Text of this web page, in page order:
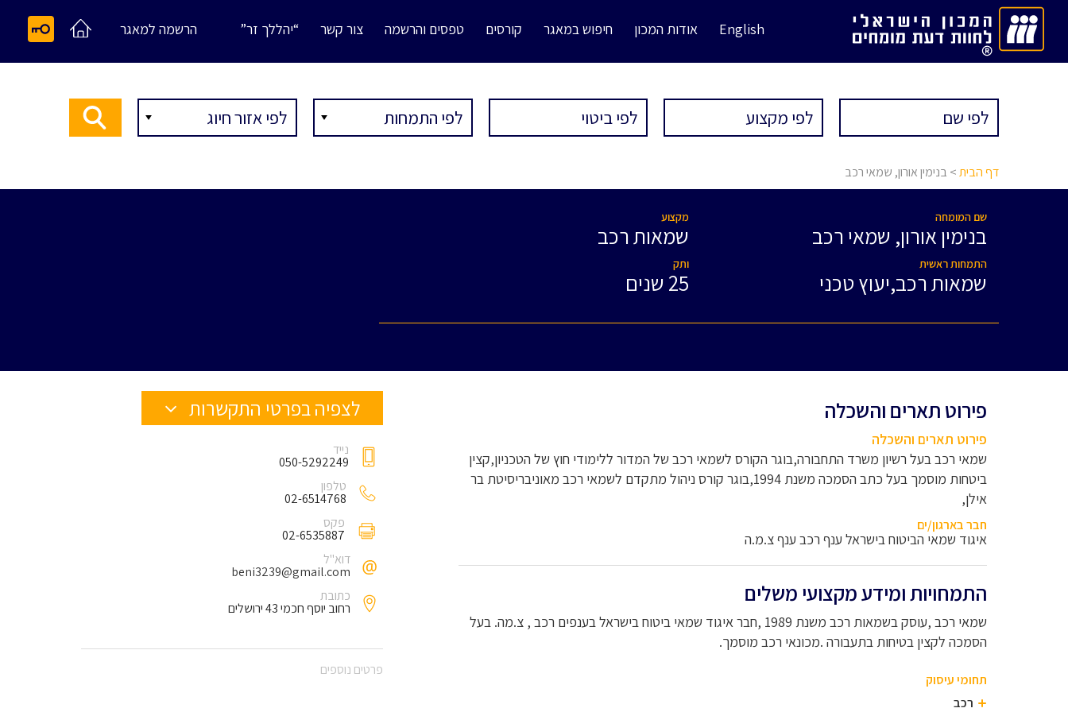
English אודות המכון חיפוש במאגר קורסים טפסים והרשמה צור קשר “יהללך זר” הרשמה למאגר
דף הבית> בנימין אורון, שמאי רכב
שם המומחה
בנימין אורון, שמאי רכב
התמחות ראשית
שמאות רכב,יעוץ טכני
מקצוע
שמאות רכב
ותק
25 שנים
פירוט תארים והשכלה
פירוט תארים והשכלה
שמאי רכב בעל רשיון משרד התחבורה,בוגר הקורס לשמאי רכב של המדור ללימודי חוץ של הטכניון,קצין
ביטחות מוסמך בעל כתב הסמכה משנת 1994,בוגר קורס ניהול מתקדם לשמאי רכב מאוניבריסיטת בר
אילן,
חבר בארגון/ים
איגוד שמאי הביטוח בישראל ענף רכב ענף צ.מ.ה
התמחויות ומידע מקצועי משלים
שמאי רכב ,עוסק בשמאות רכב משנת 1989 ,חבר איגוד שמאי ביטוח בישראל בענפים רכב , צ.מה. בעל
הסמכה לקצין בטיחות בתעבורה .מכונאי רכב מוסמך.
תחומי עיסוק
רכב
לצפיה בפרטי התקשרות
נייד
050-5292249
טלפון
02-6514768
פקס
02-6535887
דוא"ל
beni3239@gmail.com
כתובת
רחוב יוסף חכמי 43 ירושלים
פרטים נוספים